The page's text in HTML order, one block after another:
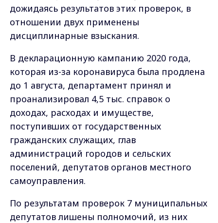
дожидаясь результатов этих проверок, в
отношении двух применены
дисциплинарные взыскания.
В декларационную кампанию 2020 года,
которая из-за коронавируса была продлена
до 1 августа, департамент принял и
проанализировал 4,5 тыс. справок о
доходах, расходах и имуществе,
поступивших от государственных
гражданских служащих, глав
администраций городов и сельских
поселений, депутатов органов местного
самоуправления.
По результатам проверок 7 муниципальных
депутатов лишены полномочий, из них